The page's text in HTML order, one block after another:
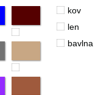
kov
len
bavlna